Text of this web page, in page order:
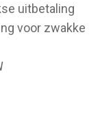
uitbetaling
voor zwakke